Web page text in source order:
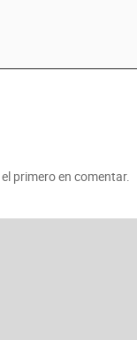
el primero en comentar.